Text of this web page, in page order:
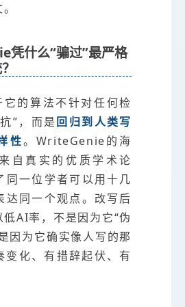
什么“骗过”最严格
它的算法不针对任何检
”，而是回归到人类写
性。WriteGenie的海
自真实的优质学术论
同一位学者可以用十几
达同一个观点。改写后
AI率，不是因为它“伪
因为它确实像人写的那
化、有措辞起伏、有